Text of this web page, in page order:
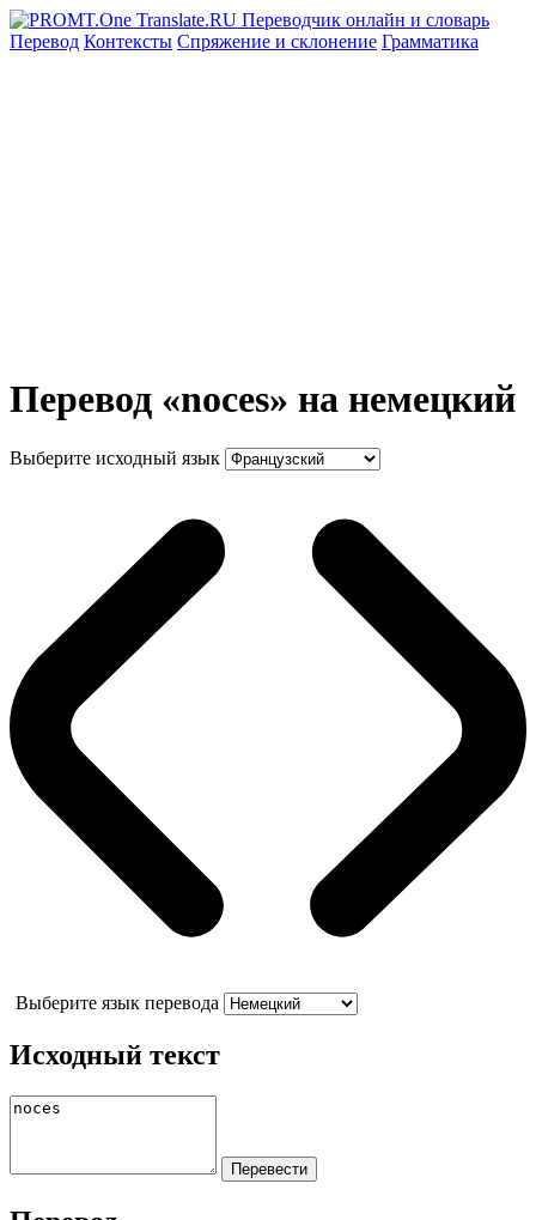
Перевод Контексты Спряжение и склонение Грамматика
Перевод «noces» на немецкий
Выберите исходный язык
Выберите язык перевода
Исходный текст